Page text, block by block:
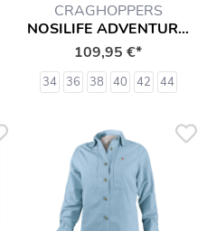
CRAGHOPPERS
NOSILIFE ADVENTURE III TRAVEL BLUSE HEMD
109,95 €*
34 36 38 40 42 44